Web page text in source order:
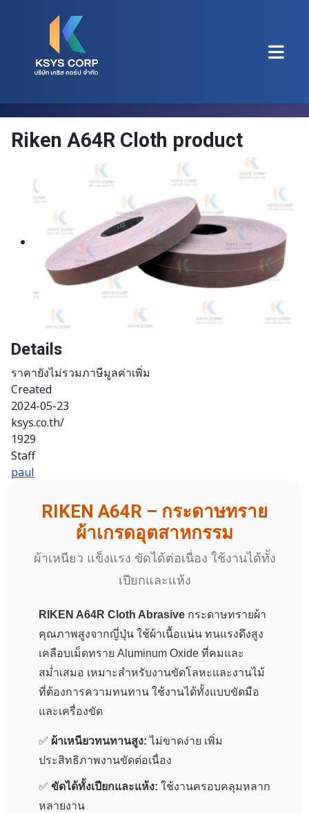
Riken A64R Cloth product
Details
ราคายังไม่รวมภาษีมูลค่าเพิ่ม
Created
2024-05-23
ksys.co.th/
1929
Staff
paul
RIKEN A64R – กระดาษทราย
ผ้าเกรดอุตสาหกรรม
ผ้าเหนียว แข็งแรง ขัดได้ต่อเนื่อง ใช้งานได้ทั้ง
เปียกและแห้ง
RIKEN A64R Cloth Abrasive กระดาษทรายผ้า
คุณภาพสูงจากญี่ปุ่น ใช้ผ้าเนื้อแน่น ทนแรงดึงสูง
เคลือบเม็ดทราย Aluminum Oxide ที่คมและ
สม่ำเสมอ เหมาะสำหรับงานขัดโลหะและงานไม้
ที่ต้องการความทนทาน ใช้งานได้ทั้งแบบขัดมือ
และเครื่องขัด
✅ ผ้าเหนียวทนทานสูง: ไม่ขาดง่าย เพิ่ม
ประสิทธิภาพงานขัดต่อเนื่อง
✅ ขัดได้ทั้งเปียกและแห้ง: ใช้งานครอบคลุมหลาก
หลายงาน